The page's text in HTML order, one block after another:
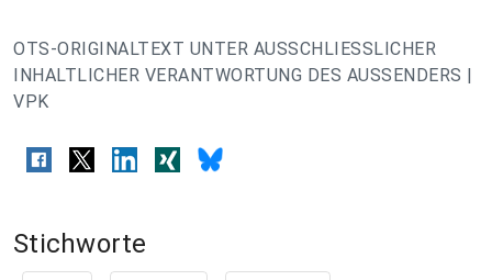
OTS-ORIGINALTEXT UNTER AUSSCHLIESSLICHER
INHALTLICHER VERANTWORTUNG DES AUSSENDERS |
VPK
Stichworte